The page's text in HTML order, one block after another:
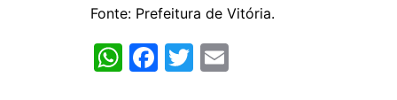
Fonte: Prefeitura de Vitória.
W F
T